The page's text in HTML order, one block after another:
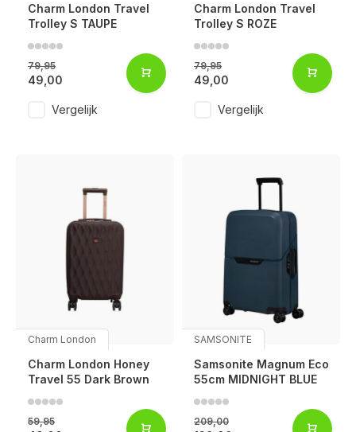
Charm London Travel
Trolley S TAUPE
79,95
49,00
Vergelijk
Charm London Travel
Trolley S ROZE
79,95
49,00
Vergelijk
Charm London
Charm London Honey
Travel 55 Dark Brown
59,95
SAMSONITE
Samsonite Magnum Eco
55cm MIDNIGHT BLUE
209,00